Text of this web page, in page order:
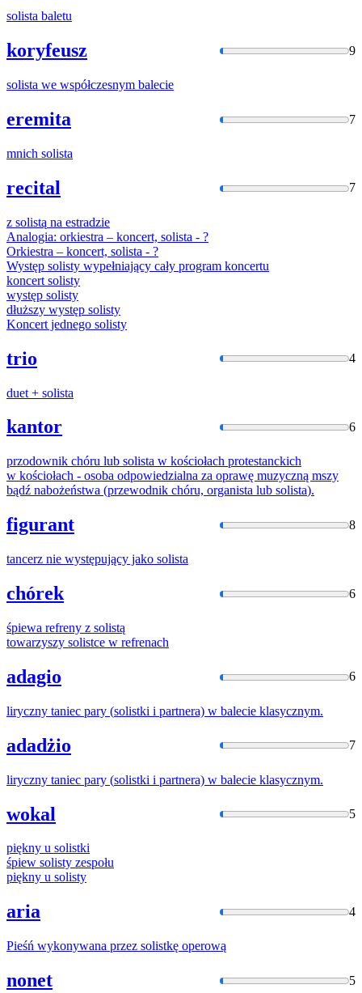
solista baletu
koryfeusz 9
solista we współczesnym balecie
eremita 7
mnich solista
recital 7
z solistą na estradzie
Analogia: orkiestra – koncert, solista - ?
Orkiestra – koncert, solista - ?
Występ solisty wypełniający cały program koncertu
koncert solisty
występ solisty
dłuższy występ solisty
Koncert jednego solisty
trio 4
duet + solista
kantor 6
przodownik chóru lub solista w kościołach protestanckich
w kościołach - osoba odpowiedzialna za oprawę muzyczną mszy
bądź nabożeństwa (przewodnik chóru, organista lub solista).
figurant 8
tancerz nie występujący jako solista
chórek 6
śpiewa refreny z solistą
towarzyszy solistce w refrenach
adagio 6
liryczny taniec pary (solistki i partnera) w balecie klasycznym.
adadżio 7
liryczny taniec pary (solistki i partnera) w balecie klasycznym.
wokal 5
piękny u solistki
śpiew solisty zespołu
piękny u solisty
aria 4
Pieśń wykonywana przez solistkę operową
nonet 5